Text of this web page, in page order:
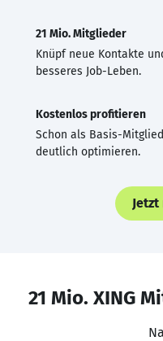
21 Mio. Mitglieder
Knüpf neue Kontakte
besseres Job-Leben.
Kostenlos profitieren
Schon als Basis-
deutlich optimieren.
21 Mio. XING